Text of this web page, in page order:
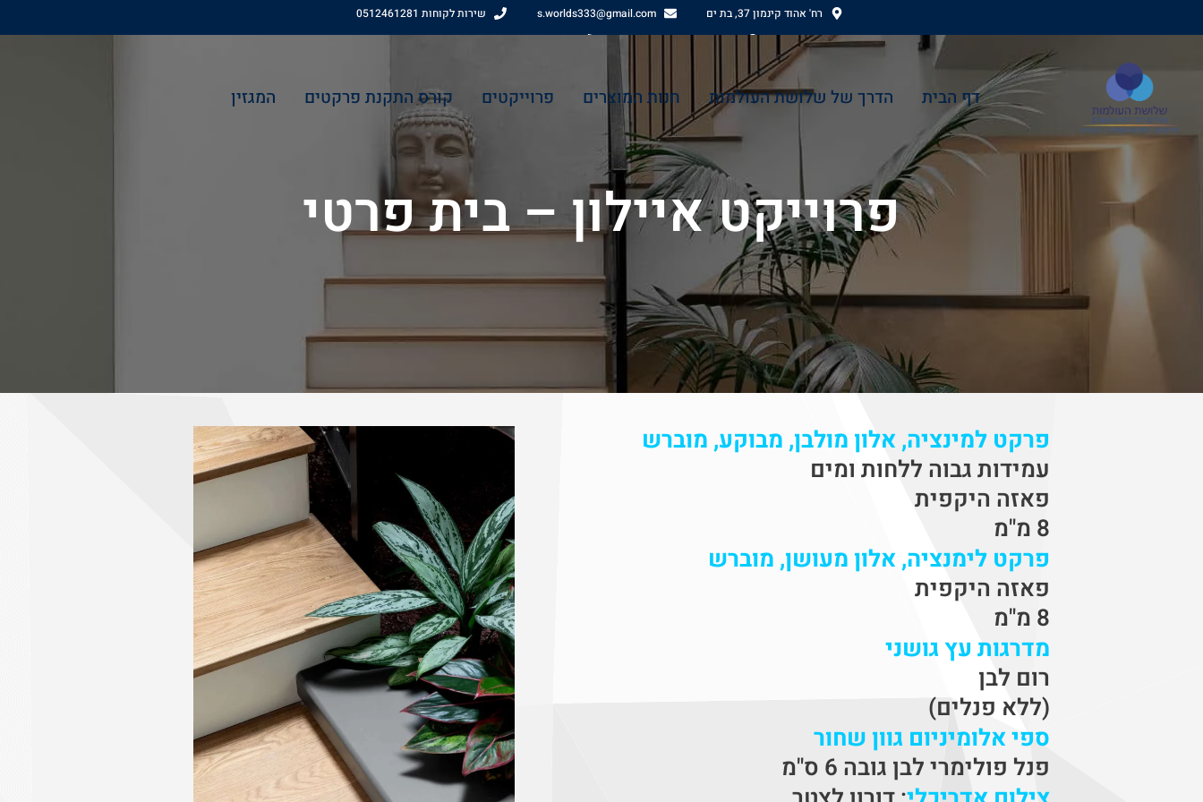
לתוכן
רח' אהוד קינמון 37, בת ים s.worlds333@gmail.com
שירות לקוחות 0512461281
רח' אהוד קינמון 37, בת ים
שירות לקוחות 0512461281
דף הבית הדרך של שלושת העולמות חנות המוצרים פרוייקטים קורס התקנת פרקטים המגזין
פרוייקט איילון – בית פרטי
פרקט למינציה, אלון מולבן, מבוקע, מוברש
עמידות גבוה ללחות ומים
פאזה היקפית
8 מ"מ
פרקט לימנציה, אלון מעושן, מוברש
פאזה היקפית
8 מ"מ
מדרגות עץ גושני
רום לבן
(ללא פנלים)
ספי אלומיניום גוון שחור
פנל פולימרי לבן גובה 6 ס"מ